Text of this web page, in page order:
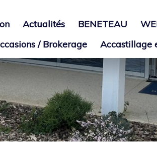
Actualités BENETEAU
/ Brokerage
Accastillage